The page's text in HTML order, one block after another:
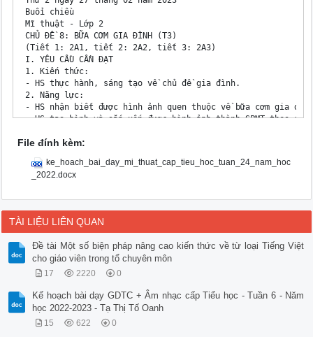
File đính kèm:
ke_hoach_bai_day_mi_thuat_cap_tieu_hoc_tuan_24_nam_hoc
_2022.docx
TÀI LIỆU LIÊN QUAN
Đề tài Một số biện pháp nâng cao kiến thức về từ loại Tiếng Việt
cho giáo viên trong tổ chuyên môn
17 2220 0
Kế hoạch bài dạy GDTC + Âm nhạc cấp Tiểu học - Tuần 6 - Năm
học 2022-2023 - Tạ Thị Tố Oanh
15 622 0